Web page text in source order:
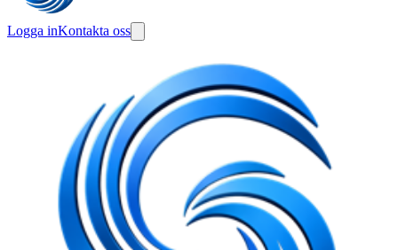
Logga inKontakta oss